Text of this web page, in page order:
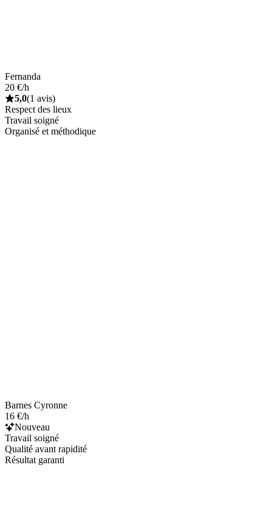
Fernanda
20 €/h
5,0(1 avis)
Respect des lieux
Travail soigné
Organisé et méthodique
Barnes Cyronne
16 €/h
Nouveau
Travail soigné
Qualité avant rapidité
Résultat garanti